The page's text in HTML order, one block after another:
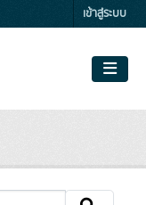
เข้าสู่ระบบ